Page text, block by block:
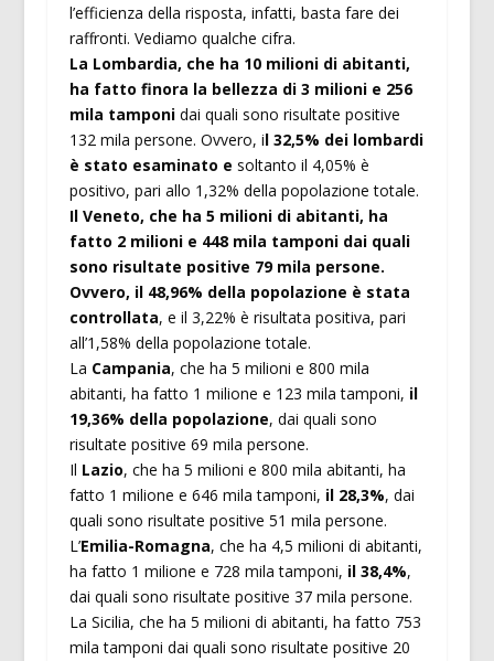
l’efficienza della risposta, infatti, basta fare dei
raffronti. Vediamo qualche cifra.
La Lombardia, che ha 10 milioni di abitanti,
ha fatto finora la bellezza di 3 milioni e 256
mila tamponidai quali sono risultate positive
132 mila persone. Ovvero, il 32,5% dei lombardi
è stato esaminato e soltanto il 4,05% è
positivo, pari allo 1,32% della popolazione totale.
Il Veneto, che ha 5 milioni di abitanti, ha
fatto 2 milioni e 448 mila tamponi dai quali
sono risultate positive 79 mila persone.
Ovvero, il 48,96% della popolazione è stata
controllata, e il 3,22% è risultata positiva, pari
all’1,58% della popolazione totale.
La Campania, che ha 5 milioni e 800 mila
abitanti, ha fatto 1 milione e 123 mila tamponi, il
19,36% della popolazione, dai quali sono
risultate positive 69 mila persone.
Il Lazio, che ha 5 milioni e 800 mila abitanti, ha
fatto 1 milione e 646 mila tamponi, il 28,3%, dai
quali sono risultate positive 51 mila persone.
L’Emilia-Romagna, che ha 4,5 milioni di abitanti,
ha fatto 1 milione e 728 mila tamponi, il 38,4%,
dai quali sono risultate positive 37 mila persone.
La Sicilia, che ha 5 milioni di abitanti, ha fatto 753
mila tamponi dai quali sono risultate positive 20